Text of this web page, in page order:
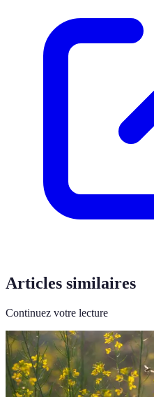
Articles similaires
Continuez votre lecture